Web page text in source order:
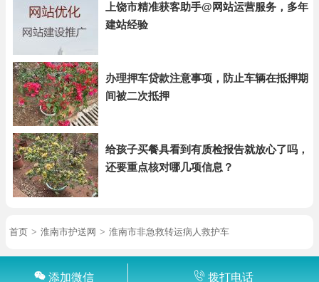
上饶市精准获客助手@网站运营服务，多年
建站经验
办理押车贷款注意事项，防止车辆在抵押期
间被二次抵押
给孩子买餐具看到有质检报告就放心了吗，
还要重点核对哪几项信息？
首页 > 淮南市护送网 > 淮南市非急救转运病人救护车
添加微信 拨打电话